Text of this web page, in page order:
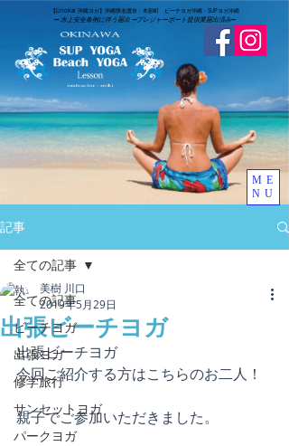
​【LinoKai 沖縄ヨガ】沖縄県名護市・本部町 ビーチヨガ沖縄・SUPヨガ沖縄
➖ 水上安全条例に伴う届出 ➖​プレジャーボート提供業届出済み➖
ME
NU
記事
全ての記事
ビーチヨガ
出張ヨガ
修学旅行
サンセットヨガ
パークヨガ
全ての記事
出張ビーチヨガ
美樹 川口
2019年5月29日
出張ビーチヨガ
今回ご紹介する方はこちらのお二人！
親子でご参加いただきました。